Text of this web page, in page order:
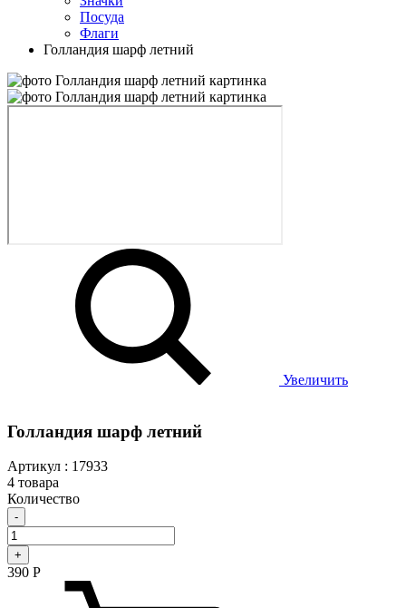
Посуда
Флаги
Голландия шарф летний
Увеличить
Голландия шарф летний
Артикул : 17933
4 товара
Количество
-
+
390 Р